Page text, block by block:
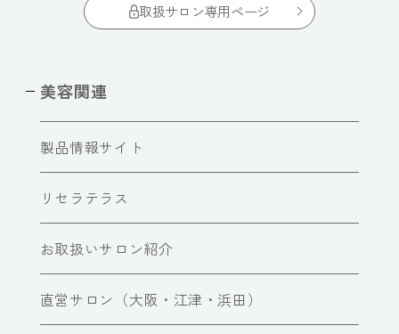
取扱サロン専用ページ
美容関連
製品情報サイト
リセラテラス
お取扱いサロン紹介
直営サロン（大阪・江津・浜田）